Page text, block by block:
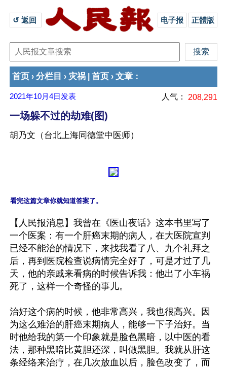
↺ 返回 电子报 正體版
首页 › 分栏目 › 灾祸 首页 › 文章 ：
2021年10月4日 发表 人气： 208,291
一场躲不过的劫难(图)
胡乃文（台北上海同德堂中医师）
看完这篇文章你就知道答案了。
【人民报消息】我曾在《医山夜话》这本书里写了
一个医案：有一个肝癌末期的病人，在大医院宣判
已经不能治的情况下，来找我看了八、九个礼拜之
后，再到医院检查说病情完全好了，可是才过了几
天，他的亲戚来看病的时候告诉我：他出了小车祸
死了，这样一个奇怪的事儿。
治好这个病的时候，他非常高兴，我也很高兴。因
为这么难治的肝癌末期病人，能够一下子治好。当
时他给我的第一个印象就是脸色黑暗，以中医的看
法，那种黑暗比黄胆还深，叫做黑胆。我就从肝这
条经络来治疗，在几次放血以后，脸色改变了，而